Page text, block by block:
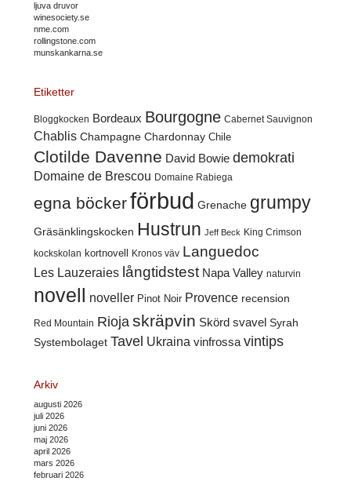
ljuva druvor
winesociety.se
nme.com
rollingstone.com
munskankarna.se
Etiketter
Bloggkocken Bordeaux Bourgogne Cabernet Sauvignon
Chablis Champagne Chardonnay Chile
Clotilde Davenne David Bowie demokrati
Domaine de Brescou Domaine Rabiega
egna böckerförbud Grenache grumpy
Gräsänklingskocken Hustrun Jeff Beck King Crimson
kockskolan kortnovell Kronos väv Languedoc
Les Lauzeraies långtidstest Napa Valley naturvin
novell noveller Pinot Noir Provence recension
Red Mountain Rioja skräpvin Skörd svavel Syrah
Systembolaget Tavel Ukraina vinfrossa vintips
Arkiv
augusti 2026
juli 2026
juni 2026
maj 2026
april 2026
mars 2026
februari 2026